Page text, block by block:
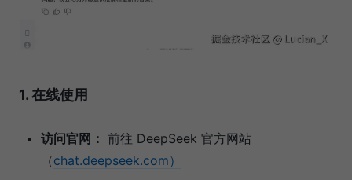
1. 在线使用
访问官网： 前往 DeepSeek 官方网站
（chat.deepseek.com）